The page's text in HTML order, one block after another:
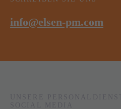
info@elsen-pm.com